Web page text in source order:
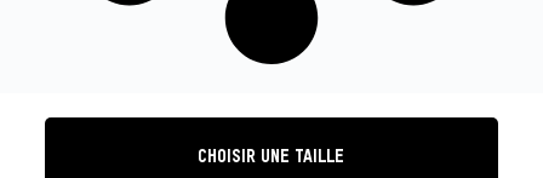
CHOISIR UNE TAILLE